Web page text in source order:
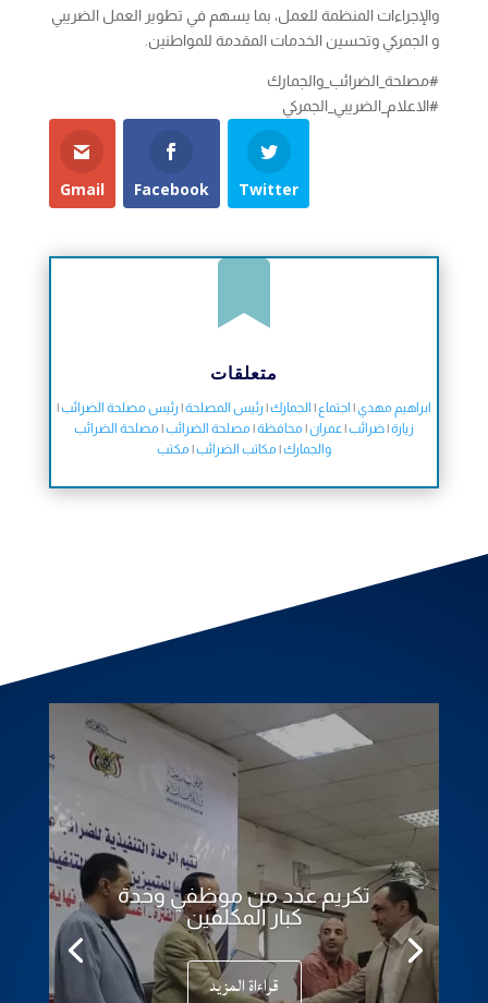
والإجراءات المنظمة للعمل، بما يسهم في تطوير العمل الضريبي
و الجمركي وتحسين الخدمات المقدمة للمواطنين.
#مصلحة_الضرائب_والجمارك
#الاعلام_الضريبي_الجمركي
Gmail Facebook Twitter
متعلقات
ابراهيم مهدي | اجتماع | الجمارك| رئيس المصلحة| رئيس مصلحة الضرائب|
زيارة|ضرائب| عمران| محافظة| مصلحة الضرائب| مصلحة الضرائب
والجمارك| مكاتب الضرائب| مكتب
تكريم عدد من موظفي وحدة
كبار المكلفين
قراءاة المزيد